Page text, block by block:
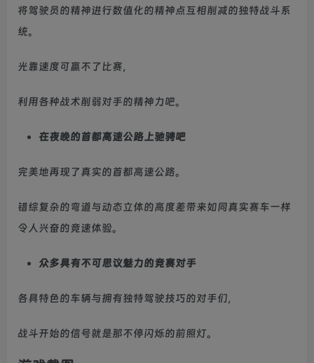
将驾驶员的精神进行数值化的精神点互相削减的独特战斗系
统。
光靠速度可赢不了比赛，
利用各种战术削弱对手的精神力吧。
在夜晚的首都高速公路上驰骋吧
完美地再现了真实的首都高速公路。
错综复杂的弯道与动态立体的高度差带来如同真实赛车一样
令人兴奋的竞速体验。
众多具有不可思议魅力的竞赛对手
各具特色的车辆与拥有独特驾驶技巧的对手们，
战斗开始的信号就是那不停闪烁的前照灯。